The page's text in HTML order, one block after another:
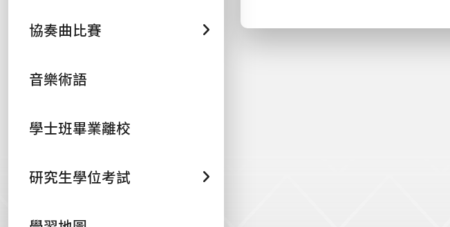
協奏曲比賽
音樂術語
學士班畢業離校
研究生學位考試